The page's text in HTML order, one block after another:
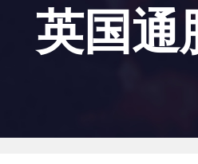
英国通